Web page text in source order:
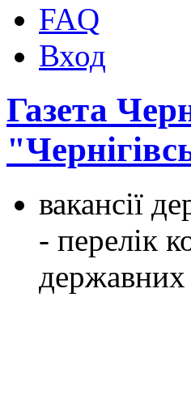
FAQ
Вход
Газета
вакансії
- перелік
державних